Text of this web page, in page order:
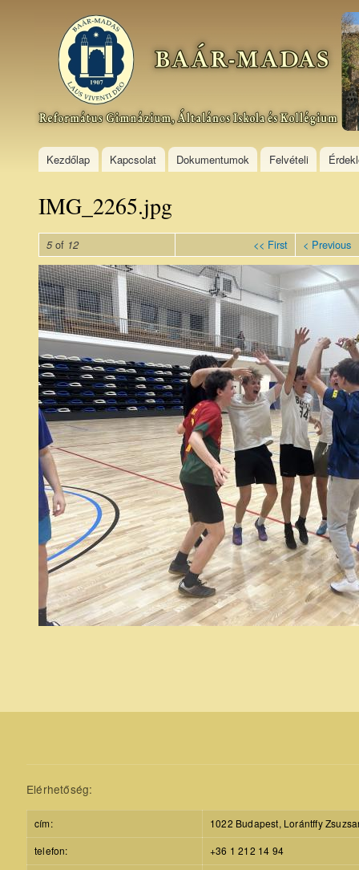
Baár–
Madas
Református
Gimnázium,
Általános
Kollégium
Kezdőlap Kapcsolat Dokumentumok Felvételi
IMG_2265.jpg
5of 12 << First < Previous
IMG_2265.jpg
Elérhetőség:
cím:
1022 Budapest, Lorántffy
telefon:
+36 1 212 14 94